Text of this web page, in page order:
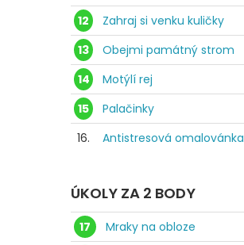
12
Zahraj si venku kuličky
13
Obejmi památný strom
14
Motýlí rej
15
Palačinky
16.
Antistresová omalovánka
ÚKOLY ZA 2 BODY
17
Mraky na obloze